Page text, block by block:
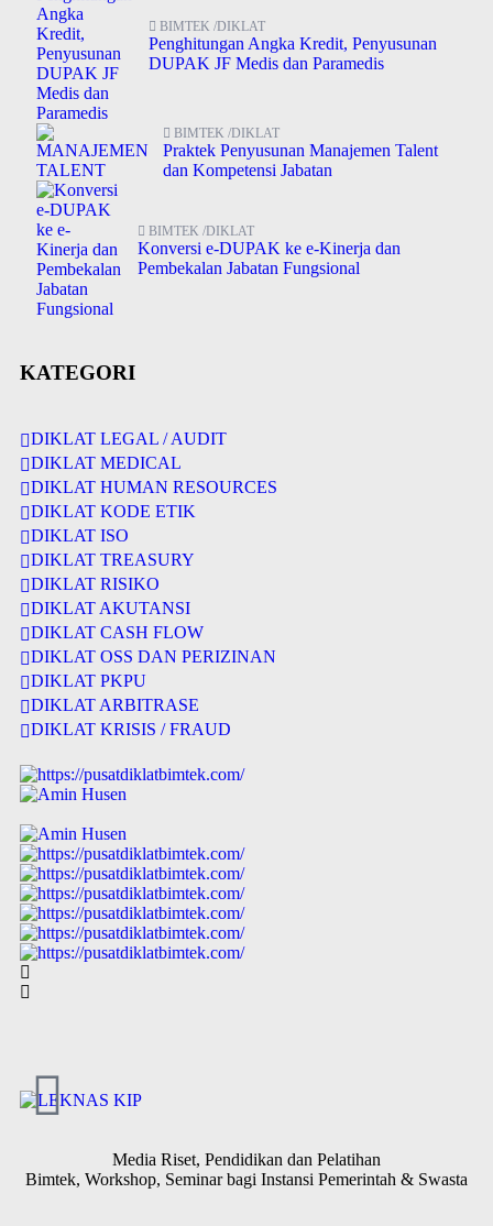
BIMTEK /DIKLAT
Penghitungan Angka Kredit, Penyusunan
DUPAK JF Medis dan Paramedis
BIMTEK /DIKLAT
Praktek Penyusunan Manajemen Talent
dan Kompetensi Jabatan
BIMTEK /DIKLAT
Konversi e-DUPAK ke e-Kinerja dan
Pembekalan Jabatan Fungsional
KATEGORI
DIKLAT LEGAL / AUDIT
DIKLAT MEDICAL
DIKLAT HUMAN RESOURCES
DIKLAT KODE ETIK
DIKLAT ISO
DIKLAT TREASURY
DIKLAT RISIKO
DIKLAT AKUTANSI
DIKLAT CASH FLOW
DIKLAT OSS DAN PERIZINAN
DIKLAT PKPU
DIKLAT ARBITRASE
DIKLAT KRISIS / FRAUD
Media Riset, Pendidikan dan Pelatihan
Bimtek, Workshop, Seminar bagi Instansi Pemerintah & Swasta